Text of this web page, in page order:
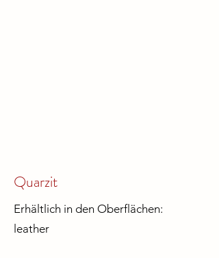
Quarzit
Erhältlich in den Oberflächen:
leather